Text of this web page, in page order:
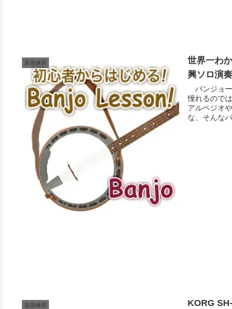
楽器練習
世界一わ
興ソロ演
バンジョー
憧れるので
アルペジオ
な、そんな
楽器練習
KORG